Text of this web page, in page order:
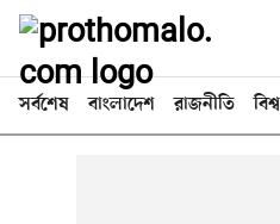
সর্বশেষ বাংলাদেশ রাজনীতি বিশ্ব